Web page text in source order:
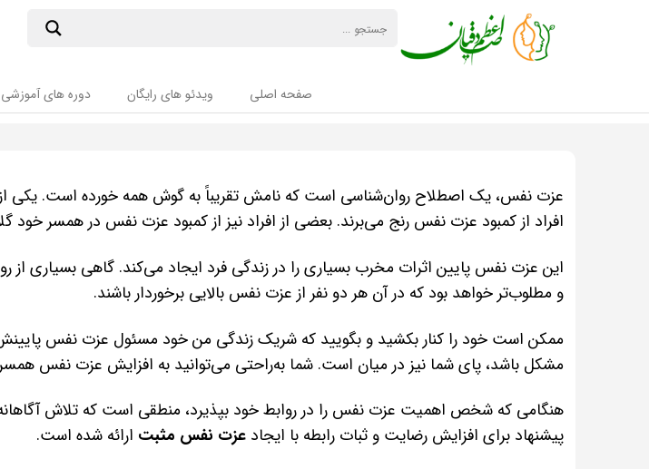
صفحه اصلی ویدئو های رایگان دوره های آموزشی
عزت نفس، یک اصطلاح روان‌شناسی است که نامش تقریباً به گوش همه خورده است. یکی
افراد از کمبود عزت نفس رنج می‌برند. بعضی از افراد نیز از کمبود عزت نفس در همسر خود
این عزت نفس پایین اثرات مخرب بسیاری را در زندگی فرد ایجاد می‌کند. گاهی بسیاری از
و مطلوب‌تر خواهد بود که در آن هر دو نفر از عزت نفس بالایی برخوردار باشند.
ممکن است خود را کنار بکشید و بگویید که شریک زندگی من خود مسئول عزت نفس
مشکل باشد، پای شما نیز در میان است. شما به‌راحتی می‌توانید به افزایش عزت نفس
هنگامی که شخص اهمیت عزت نفس را در روابط خود بپذیرد، منطقی است که تلاش
پیشنهاد برای افزایش رضایت و ثبات رابطه با ایجاد عزت نفس مثبت ارائه شده است.